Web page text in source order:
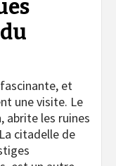
et
une visite. Le
abrite les ruines
citadelle de